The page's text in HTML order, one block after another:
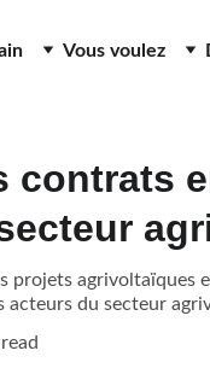
Vous voulez
contrats
projets agrivoltaïques
du secteur